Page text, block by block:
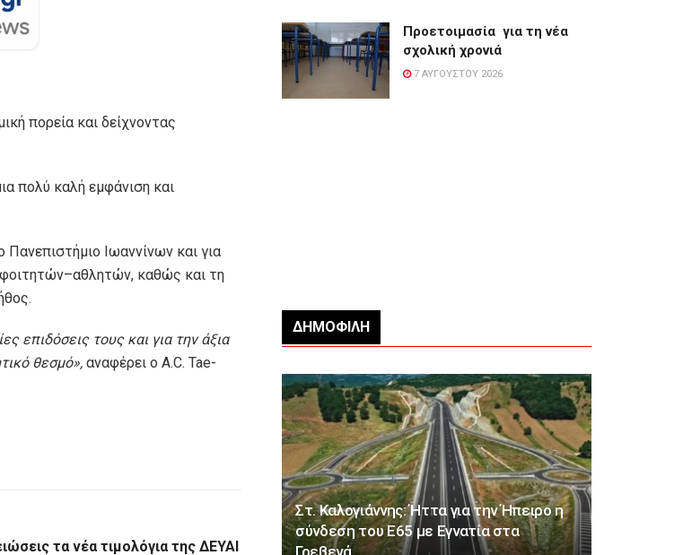
πορεία και δείχνοντας
πολύ καλή εμφάνιση και
Πανεπιστήμιο Ιωαννίνων και για
καθώς και τη
επιδόσεις τους και για την άξια
θεσμό», αναφέρει ο A.C. Tae-
τα νέα τιμολόγια της ΔΕΥΑΙ
Προετοιμασία για τη νέα
σχολική χρονιά
7 ΑΥΓΟΎΣΤΟΥ 2026
ΔΗΜΟΦΙΛΉ
Στ. Καλογιάννης: Ήττα για την Ήπειρο η
σύνδεση του Ε65 με Εγνατία στα